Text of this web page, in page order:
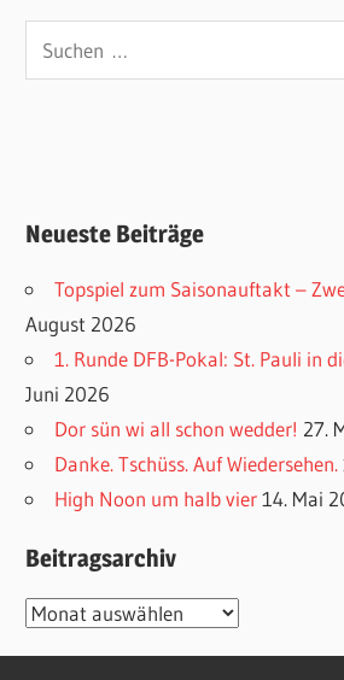
Neueste Beiträge
Topspiel zum Saisonauftakt –
August 2026
1. Runde DFB-Pokal: St. Pauli in
Juni 2026
Dor sün wi all schon wedder! 27.
Danke. Tschüss. Auf Wiedersehen.
High Noon um halb vier 14. Mai
Beitragsarchiv
Beitragsarchiv